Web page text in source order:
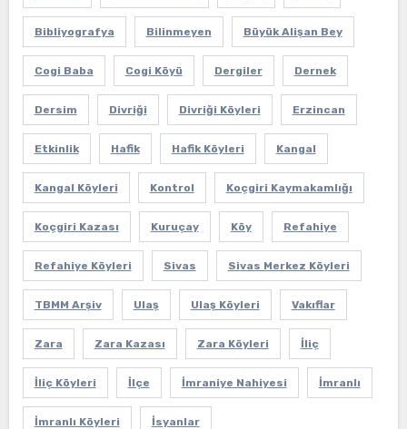
Bibliyografya Bilinmeyen Büyük Alişan Bey
Cogi Baba Cogi Köyü Dergiler Dernek
Dersim Divriği Divriği Köyleri Erzincan
Etkinlik Hafik Hafik Köyleri Kangal
Kangal Köyleri Kontrol Koçgiri Kaymakamlığı
Koçgiri Kazası Kuruçay Köy Refahiye
Refahiye Köyleri Sivas Sivas Merkez Köyleri
TBMM Arşiv Ulaş Ulaş Köyleri Vakıflar
Zara Zara Kazası Zara Köyleri İliç
İliç Köyleri İlçe İmraniye Nahiyesi İmranlı
İmranlı Köyleri İsyanlar